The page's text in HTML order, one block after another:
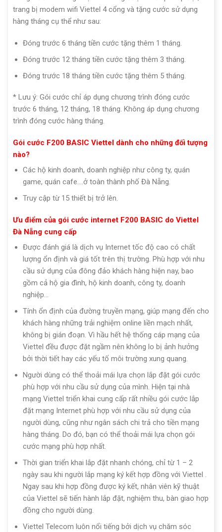
trang bị modem wifi Viettel 4 cổng và tặng cước sử dụng
hàng tháng cụ thể như sau:
Đóng trước 6 tháng tiền cước tặng thêm 1 tháng.
Đóng trước 12 tháng tiền cước tặng thêm 3 tháng.
Đóng trước 18 tháng tiền cước tặng thêm 5 tháng.
* Lưu ý: Gói cước chỉ áp dụng chương trình đóng cước
trước 6 tháng, 12 tháng, 18 tháng. Không áp dụng chương
trình đóng cước hàng tháng.
Gói cước F200 BASIC Viettel dành cho những đối tượng
nào?
Các hộ kinh doanh, doanh nghiệp như công ty, quán
game, quán cafe….ở toàn thành phố Đà Nẵng.
Truy cập từ 15 thiết bị trở lên.
Ưu điểm của gói cước internet F200 BASIC do Viettel
Đà Nẵng cung cấp
Được đánh giá là dịch vụ Internet tốc độ cao có chất
lượng ổn định và giá tốt trên thị trường. Phù hợp với nhu
cầu sử dụng của đông đảo khách hàng hiện nay, bao
gồm cả hộ gia đình, hộ kinh doanh, công ty, doanh
nghiệp…
Tính ổn định của đường truyền mạng, giúp mạng đến cho
khách hàng những trải nghiệm online liền mạch nhất,
không bị gián đoạn. Vì hầu hết hệ thống cáp mạng của
Viettel đều được đặt ngầm nên không lo bị ảnh hưởng
bởi thời tiết hay các yếu tố môi trường xung quang.
Người dùng có thể thoải mái lựa chọn lắp đặt gói cước
phù hợp với nhu cầu sử dụng của mình. Hiện tại nhà
mạng Viettel triển khai cung cấp rất nhiều gói cước lắp
đặt mạng Internet phù hợp với nhu cầu sử dụng của
người dùng, cũng như ngân sách chi trả cho tiền mạng
hàng tháng. Do đó, bạn có thể thoải mái lựa chọn gói
cước mạng phù hợp nhất.
Thời gian triển khai lắp đặt nhanh chóng, chỉ từ 1 – 2
ngày sau khi người lắp mạng ký kết hợp đồng với Viettel .
Ngay sau khi hợp đồng được ký kết, nhân viên kỹ thuật
của Viettel sẽ tiến hành lắp đặt, nghiệm thu, bàn giao hợp
đồng cho người dùng.
Viettel Telecom luôn nổi tiếng bởi dịch vụ chăm sóc